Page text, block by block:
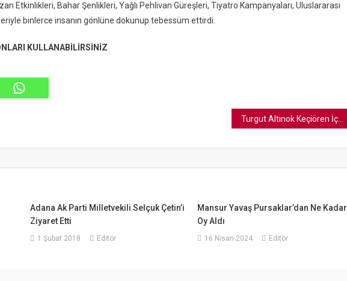
Etkinlikleri, Bahar Şenlikleri, Yağlı Pehlivan Güreşleri, Tiyatro Kampanyaları, Uluslararası
binlerce insanın gönlüne dokunup tebessüm ettirdi.
KULLANABİLİRSİNİZ
Adana Ak Parti Milletvekili Selçuk Çetin’i
Ziyaret Etti
1 Şubat 2018 Editör
Mansur Yavaş Pursaklar’dan Ne Kadar
Oy Aldı
16 Nisan 2024 Editör